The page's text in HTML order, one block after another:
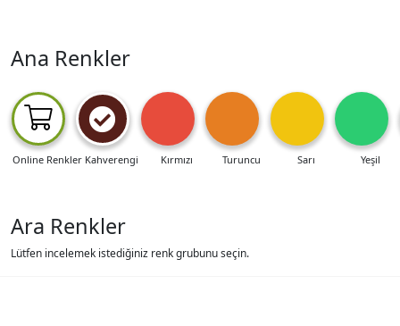
Ana Renkler
Online Renkler Kahverengi Kırmızı Turuncu Sarı Yeşil
Ara Renkler
Lütfen incelemek istediğiniz renk grubunu seçin.